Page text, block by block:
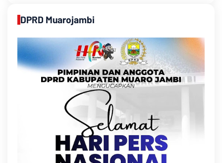
DPRD Muarojambi